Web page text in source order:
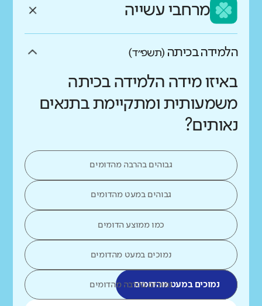
מרחבי עשייה
הלמידה בכיתה (תשפ״ד)
באיזו מידה הלמידה בכיתה
משמעותית ומתקיימת בתנאים
נאותים?
גבוהים בהרבה מהדומים
גבוהים במעט מהדומים
כמו ממוצע הדומים
נמוכים במעט מהדומים
נמוכים במעט מהדומיםנמוכים בהרבה מהדומים